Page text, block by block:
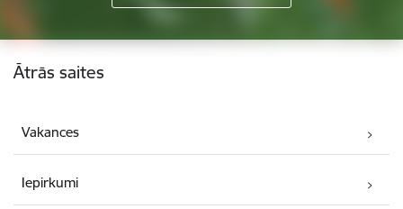
Kājene
Ātrās saites
Vakances
Iepirkumi